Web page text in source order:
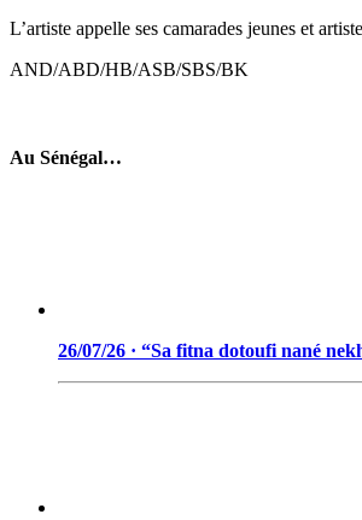
L’artiste appelle ses camarades jeunes et
‎AND/ABD/HB/ASB/SBS/BK
Au Sénégal…
26/07/26 · “Sa fitna dotoufi nané